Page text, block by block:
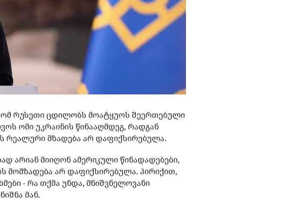
რუსეთი ცდილობს მოატყუოს შეერთებული
ომი უკრაინის წინააღმდეგ, რადგან
რეალური მზადება არ დაფიქსირებულა.
არიან მიიღონ ამერიკული წინადადებები,
არ დაფიქსირებულა. პირიქით,
- რა თქმა უნდა, მნიშვნელოვანი
მან.